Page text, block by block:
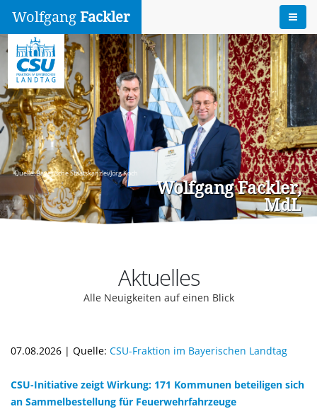
Wolfgang Fackler
Wolfgang Fackler,
MdL
Quelle: Bayerische Staatskanzlei/Jörg Koch
Aktuelles
Alle Neuigkeiten auf einen Blick
07.08.2026 | Quelle: CSU-Fraktion im Bayerischen Landtag
CSU-Initiative zeigt Wirkung: 171 Kommunen beteiligen sich
an Sammelbestellung für Feuerwehrfahrzeuge